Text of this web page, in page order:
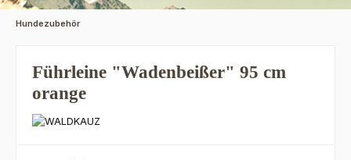
Hundezubehör
Führleine "Wadenbeißer" 95 cm
orange